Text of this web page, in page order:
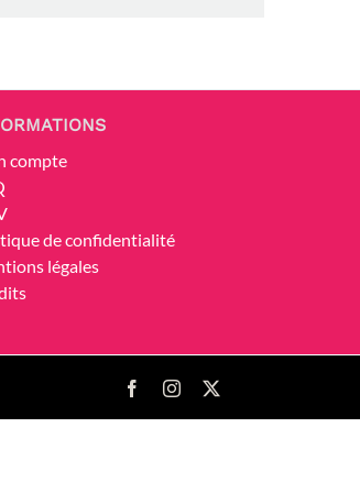
compte
de confidentialité
légales
FacebookInstagram